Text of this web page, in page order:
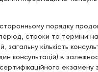
порядку
строки та терміни
загальну кількість
консультацій) в
екзамену